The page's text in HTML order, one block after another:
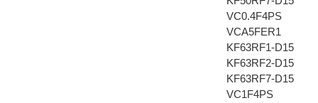
VC0.4F4PS
VCA5FER1
KF63RF1-D15
KF63RF2-D15
KF63RF7-D15
VC1F4PS